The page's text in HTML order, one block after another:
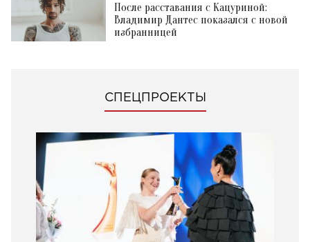
После расставания с Кацуриной:
Владимир Дантес показался с новой
избранницей
СПЕЦПРОЕКТЫ